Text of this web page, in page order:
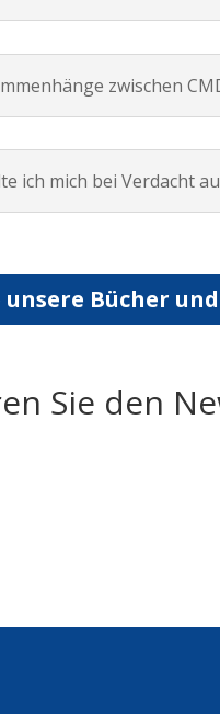
zwischen
ich mich bei Verdacht
unsere Bücher
Sie den